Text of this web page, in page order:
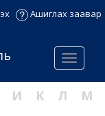
Ашиглах заавар
Menu
И К Л
М